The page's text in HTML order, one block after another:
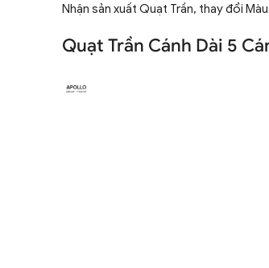
Nhận sản xuất Quạt Trần, thay đổi
Quạt Trần Cánh Dài 5